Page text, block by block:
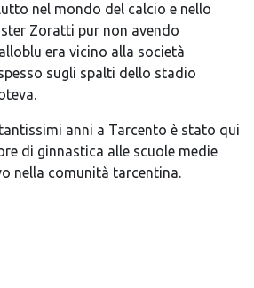
nel mondo del calcio e nello
Zoratti pur non avendo
era vicino alla società
sugli spalti dello stadio
anni a Tarcento è stato qui
di ginnastica alle scuole medie
nella comunità tarcentina.